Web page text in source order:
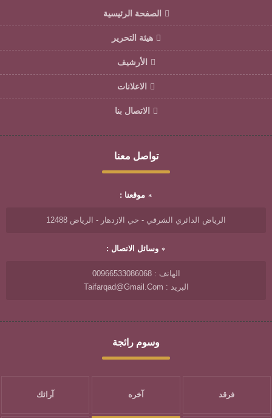
الصفحة الرئيسية
هيئة التحرير
الأرشيف
الاعلانات
الاتصال بنا
تواصل معنا
موقعنا :
الرياض الدائري الشرقي - حي الازدهار - الرياض 12488
وسائل الاتصال :
الهاتف : 00966533086068
البريد : Taifarqad@gmail.com
وسوم رائجة
فرقد آخره آرائك